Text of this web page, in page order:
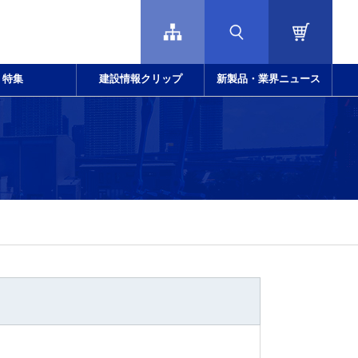
特集 建設情報クリップ 新製品・業界ニュース